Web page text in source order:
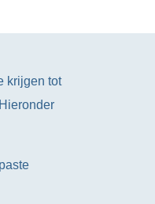
krijgen tot